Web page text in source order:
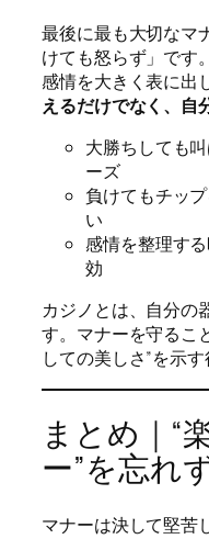
最後に最も大切なマ
けても怒らず」です。
感情を大きく表に出
えるだけでなく、自
大勝ちしても
ーズ
負けてもチッ
い
感情を整理す
効
カジノとは、自分の
す。マナーを守るこ
しての美しさ”を示す
まとめ｜“
ー”を忘れ
マナーは決して堅苦